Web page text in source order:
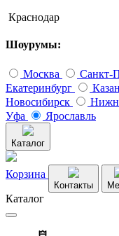
Краснодар
Шоурумы:
Москва Санкт-
Екатеринбург
Новосибирск
Уфа
Ярославль
Каталог
Корзина
Контакты
Каталог